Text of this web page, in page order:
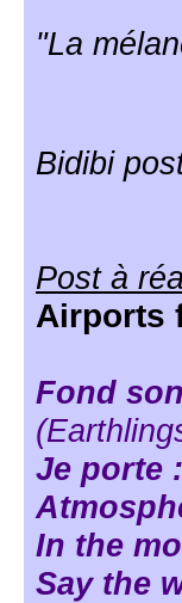
"La
Bidibi
Post à
Airports
Fond
Je porte :
In the
Say the